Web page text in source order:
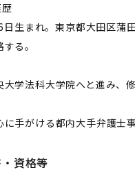
生まれ。東京都大田区蒲
る。
学法科大学院へと進み、
に手がける都内大手弁護士
資格等